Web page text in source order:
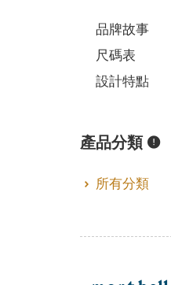
品牌故事
尺碼表
設計特點
產品分類
所有分類